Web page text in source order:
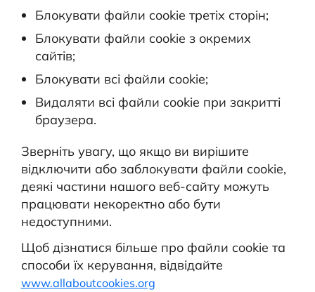
Блокувати файли cookie третіх сторін;
Блокувати файли cookie з окремих
сайтів;
Блокувати всі файли cookie;
Видаляти всі файли cookie при закритті
браузера.
Зверніть увагу, що якщо ви вирішите
відключити або заблокувати файли cookie,
деякі частини нашого веб-сайту можуть
працювати некоректно або бути
недоступними.
Щоб дізнатися більше про файли cookie та
способи їх керування, відвідайте
www.allaboutcookies.org